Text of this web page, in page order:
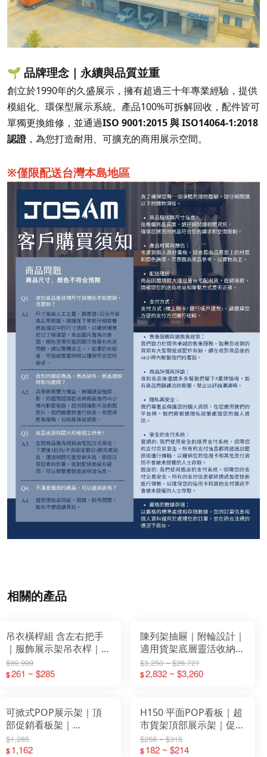
🌱 品牌理念｜永續與品質並重
創立於1990年的久盛展示，擁有超過三十年專業經驗，提供
模組化、環保型展示系統。產品100%可拆解回收，配件皆可
單獨更換維修，並通過ISO 9001:2015 與 ISO14064-1:2018
認證，為您打造耐用、可擴充的商用展示空間。
※僅限配送台灣本島地區
相關的產品
吊衣橫桿組 含左右把手
｜服飾展示架吊衣桿｜貨
架吊掛配件
W900/W1200
$99,999
$261 ~ $285
陳列架抽屜｜附輪設計｜
適用貨架底層靈活收納
W600 W750 W900(mm)
$3,250 ~ $26,721
$2,832 ~ $3,260
可掀式POP展示架｜頂
部促銷看板架｜
W857mm鐵製看板框
(不含把手)
$1,285
$1,162
H150 平面POP看板｜超
市貨架頂部展示架｜促銷
分類資訊看板（白色／
W600-W1200 mm）｜
$258 ~ $315
$182 ~ $214